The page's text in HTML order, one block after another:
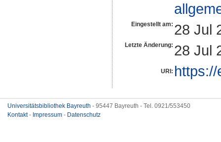
Eingestellt am: 28 Jul
Letzte Änderung: 28 Jul
URI:
Universitätsbibliothek Bayreuth - 95447 Bayreuth - Tel. 0921/553450
Kontakt- Impressum - Datenschutz